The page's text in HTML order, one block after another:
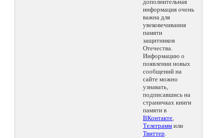
дополнительная
информация очень
важна для
увековечивания
памяти
защитников
Отечества.
Информацию о
появлении новых
сообщений на
сайте можно
узнавать,
подписавшись на
страничках книги
памяти в
ВКонтакте,
Телеграмм или
Твиттер.